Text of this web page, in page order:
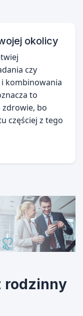
okolicy
czy
kombinowania
to
bo
częściej z tego
rodzinny